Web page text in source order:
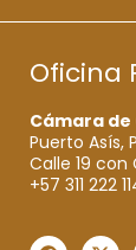
Oficina
Cámara
Puerto Asís,
Calle 19 con
+57 311 222